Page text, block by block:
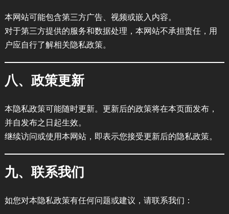
本网站可能包含第三方广告、视频或嵌入内容。
对于第三方提供的服务和数据处理，本网站不承担责任，用
户应自行了解相关隐私政策。
八、政策更新
本隐私政策可能随时更新。更新后的政策将在本页面发布，
并自发布之日起生效。
继续访问或使用本网站，即表示您接受更新后的隐私政策。
九、联系我们
如您对本隐私政策有任何问题或建议，请联系我们：